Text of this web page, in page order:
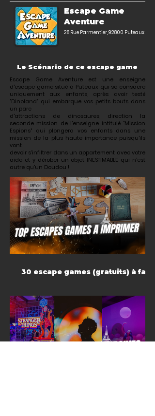
Escape Game
Aventure
28 Rue Parmentier, 92800 Puteaux
Le Scénario de ce escape game
Escape Game Aventure est une enseigne
d'escape game situé à Puteaux qui se consacre
uniquement aux enfants, après avoir testé
"Dinoland" qui embarque vos petits bouts dans
un parc
d'attractions de dinosaures, direction la
seconde mission de l'enseigne intitulé "Mission
Espions" qui plongera vos enfants dans une
mission de la plus haute importance puisqu'ils
vont
devoir s'infiltrer dans un appartement avec votre
aide et y dérober un objet INESTIMABLE qui n'est
autre qu'un Doudou !
30 escape games (gratuits) à faire